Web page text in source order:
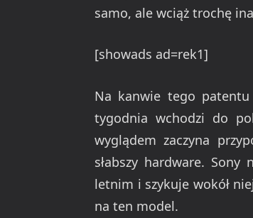
samo, ale wciąż trochę
[showads ad=rek1]
Na kanwie tego patentu
tygodnia wchodzi do
wyglądem zaczyna
słabszy hardware.
letnim i szykuje wokół
na ten model.